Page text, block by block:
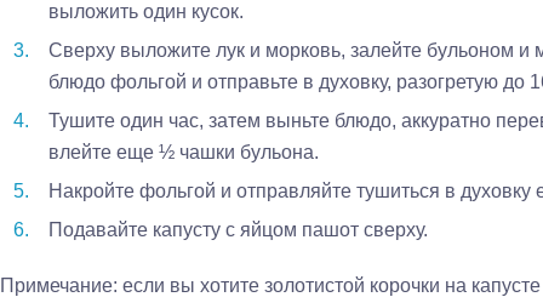
выложить один кусок.
Сверху выложите лук и морковь, залейте бульоном и
блюдо фольгой и отправьте в духовку, разогретую до
Тушите один час, затем выньте блюдо, аккуратно
влейте еще ½ чашки бульона.
Накройте фольгой и отправляйте тушиться в духовку
Подавайте капусту с яйцом пашот сверху.
Примечание: если вы хотите золотистой корочки на